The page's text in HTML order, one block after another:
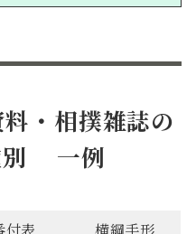
・相撲雑誌の
別 一例